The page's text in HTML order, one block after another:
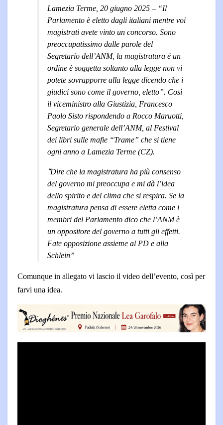
Lamezia Terme, 20 giugno 2025 – “Il
Parlamento è eletto dagli italiani mentre voi
magistrati avete vinto un concorso. Sono
preoccupatissimo dalle parole del
Segretario dell’ANM, la magistratura é un
ordine è soggetta soltanto alla legge non vi
potete sovrapporre alla legge dicendo che i
giudici sono come il governo, eletto”. Così
il viceministro alla Giustizia, Francesco
Paolo Sisto rispondendo a Rocco Maruotti,
Segretario generale dell’ANM, al Festival
dei libri sulle mafie “Trame” che si tiene
ogni anno a Lamezia Terme (CZ).
“Dire che la magistratura ha più consenso
del governo mi preoccupa e mi dà l’idea
dello spirito e del clima che si respira. Se la
magistratura pensa di essere eletta come i
membri del Parlamento dico che l’ANM è
un oppositore del governo a tutti gli effetti.
Fate opposizione assieme al PD e alla
Schlein”
Comunque in allegato vi lascio il video dell’evento, così per
farvi una idea.